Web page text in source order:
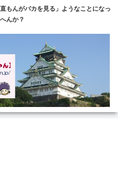
もんがバカを見る」ようなことになっ
んか？